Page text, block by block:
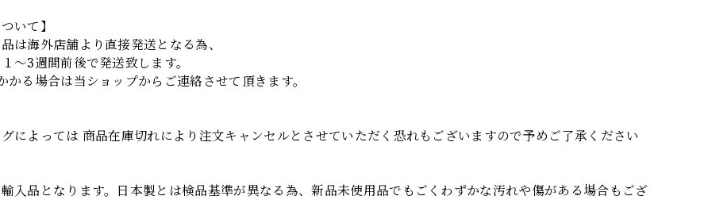
いて】
は海外店舗より直接発送となる為、
～3週間前後で発送致します。
かる場合は当ショップからご連絡させて頂きます。
グによっては 商品在庫切れにより注文キャンセルとさせていただく恐れもございますので予めご了承ください
輸入品となります。日本製とは検品基準が異なる為、新品未使用品でもごくわずかな汚れや傷がある場合もござ